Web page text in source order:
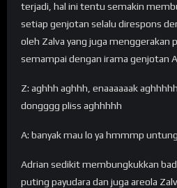
terjadi, hal ini tentu semakin
setiap genjotan selalu direspons
oleh Zalva yang juga menggerakan
semampai dengan irama genjotan
Z: aghhh aghhh, enaaaaaak
dongggg pliss aghhhhh
A: banyak mau lo ya hmmmp
Adrian sedikit membungkukkan
puting payudara dan juga areola